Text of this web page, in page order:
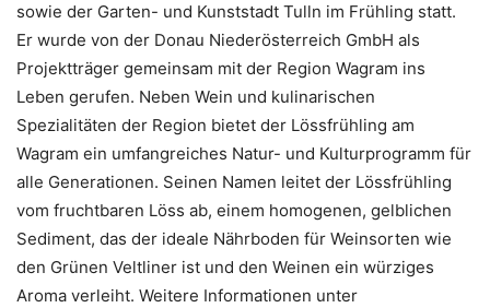
sowie der Garten- und Kunststadt Tulln im Frühling statt.
Er wurde von der Donau Niederösterreich GmbH als
Projektträger gemeinsam mit der Region Wagram ins
Leben gerufen. Neben Wein und kulinarischen
Spezialitäten der Region bietet der Lössfrühling am
Wagram ein umfangreiches Natur- und Kulturprogramm für
alle Generationen. Seinen Namen leitet der Lössfrühling
vom fruchtbaren Löss ab, einem homogenen, gelblichen
Sediment, das der ideale Nährboden für Weinsorten wie
den Grünen Veltliner ist und den Weinen ein würziges
Aroma verleiht. Weitere Informationen unter